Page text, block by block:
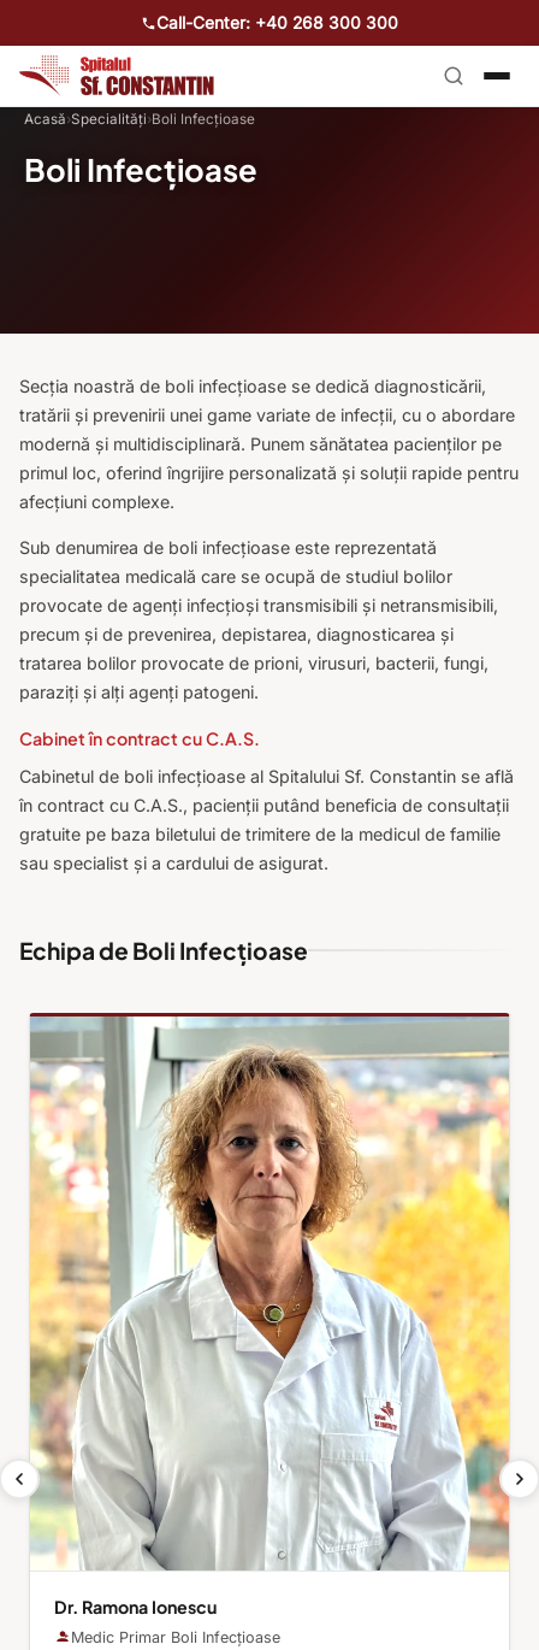
Call-Center: +40 268 300 300
Acasă›Specialități›Boli Infecțioase
Boli Infecțioase
Secția noastră de boli infecțioase se dedică diagnosticării,
tratării și prevenirii unei game variate de infecții, cu o abordare
modernă și multidisciplinară. Punem sănătatea pacienților pe
primul loc, oferind îngrijire personalizată și soluții rapide pentru
afecțiuni complexe.
Sub denumirea de boli infecțioase este reprezentată
specialitatea medicală care se ocupă de studiul bolilor
provocate de agenți infecțioși transmisibili și netransmisibili,
precum și de prevenirea, depistarea, diagnosticarea și
tratarea bolilor provocate de prioni, virusuri, bacterii, fungi,
paraziți și alți agenți patogeni.
Cabinet în contract cu C.A.S.
Cabinetul de boli infecțioase al Spitalului Sf. Constantin se află
în contract cu C.A.S., pacienții putând beneficia de consultații
gratuite pe baza biletului de trimitere de la medicul de familie
sau specialist și a cardului de asigurat.
Echipa de Boli Infecțioase
Dr. Ramona Ionescu
Medic Primar Boli Infecțioase